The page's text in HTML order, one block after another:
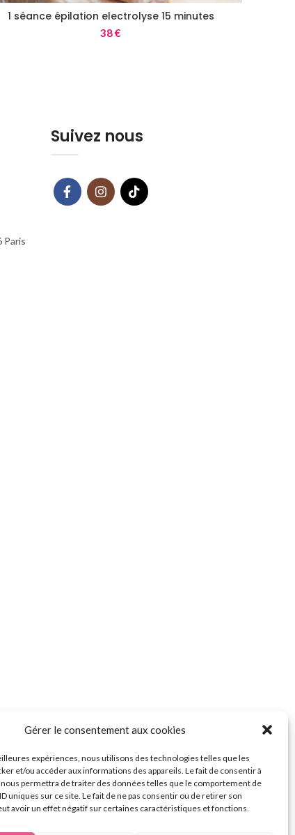
Gérer le consentement aux cookies
expériences, nous utilisons des technologies telles que les
et/ou accéder aux informations des appareils. Le fait de consentir à
permettra de traiter des données telles que le comportement de
uniques sur ce site. Le fait de ne pas consentir ou de retirer son
avoir un effet négatif sur certaines caractéristiques et fonctions.
1 séance épilation electrolyse 15 minutes
38€
Paris
Suivez nous